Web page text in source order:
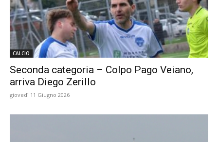
CALCIO
Seconda categoria – Colpo Pago Veiano,
arriva Diego Zerillo
giovedì 11 Giugno 2026